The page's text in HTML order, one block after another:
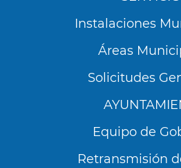
Instalaciones
Áreas
Solicitudes
Equipo de
Retransmisión